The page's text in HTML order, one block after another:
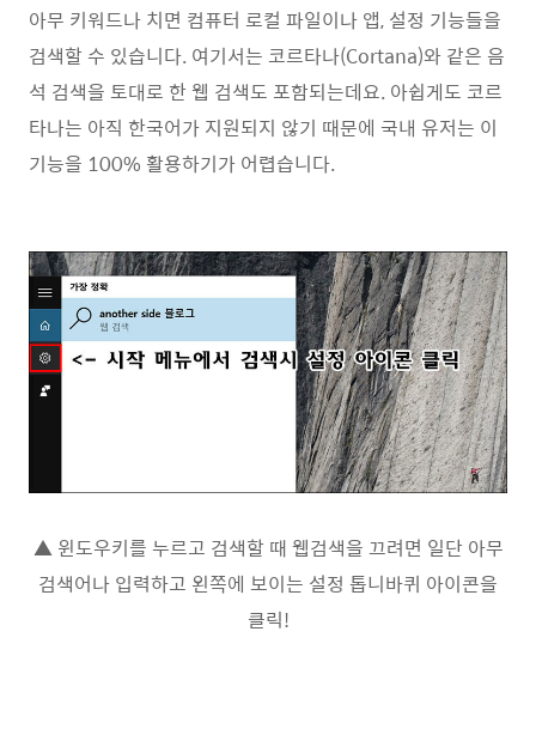
아무 키워드나 치면 컴퓨터 로컬 파일이나 앱, 설정 기능들을
검색할 수 있습니다. 여기서는 코르타나(Cortana)와 같은 음
석 검색을 토대로 한 웹 검색도 포함되는데요. 아쉽게도 코르
타나는 아직 한국어가 지원되지 않기 때문에 국내 유저는 이
기능을 100% 활용하기가 어렵습니다.
▲ 윈도우키를 누르고 검색할 때 웹검색을 끄려면 일단 아무
검색어나 입력하고 왼쪽에 보이는 설정 톱니바퀴 아이콘을
클릭!